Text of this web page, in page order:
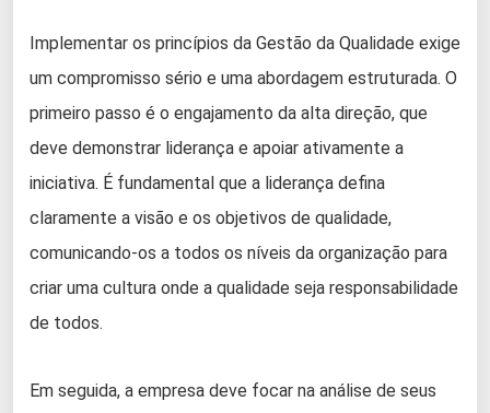
Implementar os princípios da Gestão da Qualidade exige
um compromisso sério e uma abordagem estruturada. O
primeiro passo é o engajamento da alta direção, que
deve demonstrar liderança e apoiar ativamente a
iniciativa. É fundamental que a liderança defina
claramente a visão e os objetivos de qualidade,
comunicando-os a todos os níveis da organização para
criar uma cultura onde a qualidade seja responsabilidade
de todos.
Em seguida, a empresa deve focar na análise de seus